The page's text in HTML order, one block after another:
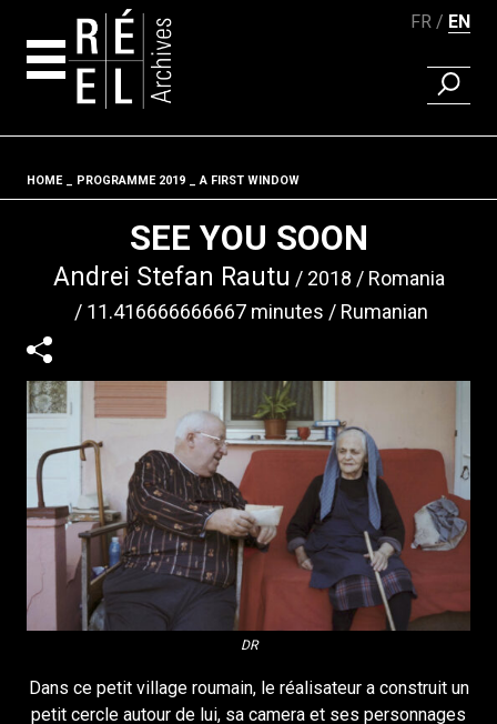
FR EN
FIND A
Fil d'ariane
HOME PROGRAMME 2019 A FIRST WINDOW
SEE YOU SOON
Andrei Stefan Rautu 2018
Romania
11.416666666667 minutes
Rumanian
DR
Dans ce petit village roumain, le réalisateur a construit un
petit cercle autour de lui, sa camera et ses personnages